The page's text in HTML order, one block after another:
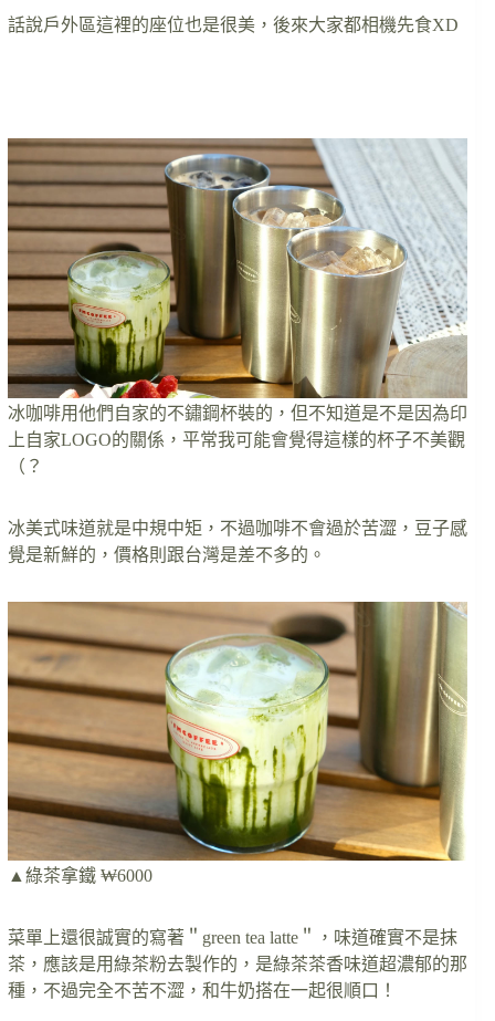
話說戶外區這裡的座位也是很美，後來大家都相機先食XD
冰咖啡用他們自家的不鏽鋼杯裝的，但不知道是不是因為印
上自家LOGO的關係，平常我可能會覺得這樣的杯子不美觀
（？
冰美式味道就是中規中矩，不過咖啡不會過於苦澀，豆子感
覺是新鮮的，價格則跟台灣是差不多的。
▲綠茶拿鐵 ₩6000
菜單上還很誠實的寫著＂green tea latte＂，味道確實不是抹
茶，應該是用綠茶粉去製作的，是綠茶茶香味道超濃郁的那
種，不過完全不苦不澀，和牛奶搭在一起很順口！